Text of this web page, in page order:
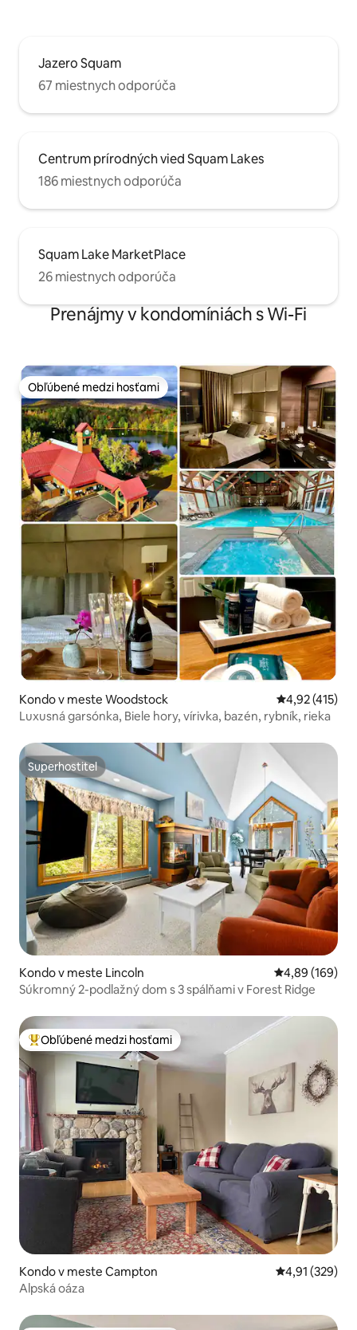
Jazero Squam
67 miestnych odporúča
Centrum prírodných vied Squam Lakes
186 miestnych odporúča
Squam Lake MarketPlace
26 miestnych odporúča
Prenájmy v kondomíniách s Wi-Fi
Obľúbené medzi hosťami
Obľúbené medzi hosťami
Kondo v meste Woodstock Priemerné
4,92 (415)
Luxusná garsónka, Biele hory, vírivka, bazén, rybník, rieka
Superhostiteľ
Superhostiteľ
Kondo v meste Lincoln Priemerné
4,89 (169)
Súkromný 2-podlažný dom s 3 spálňami v Forest Ridge
Najobľúbenejšie medzi hosťami
Obľúbené medzi hosťami
Kondo v meste Campton Priemerné
4,91 (329)
Alpská oáza